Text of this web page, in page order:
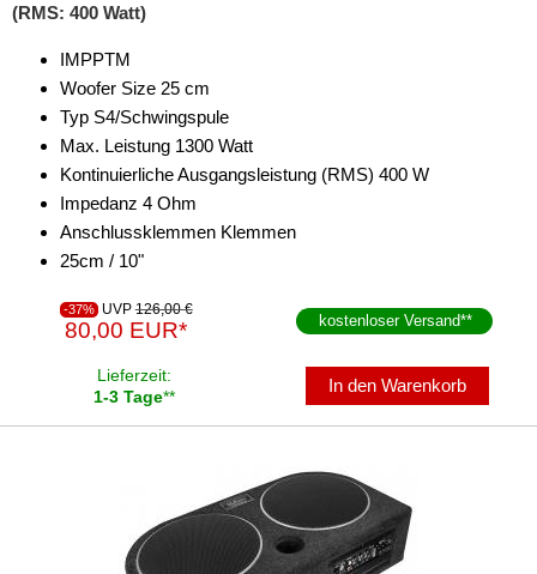
(RMS: 400 Watt)
IMPPTM
Woofer Size 25 cm
Typ S4/Schwingspule
Max. Leistung 1300 Watt
Kontinuierliche Ausgangsleistung (RMS) 400 W
Impedanz 4 Ohm
Anschlussklemmen Klemmen
25cm / 10"
-37% UVP 126,00 €
80,00 EUR* kostenloser Versand**
Lieferzeit:
1-3 Tage**
In den Warenkorb